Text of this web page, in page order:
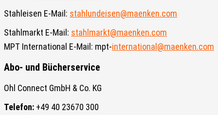
Stahleisen E-Mail: stahlundeisen@maenken.com
Stahlmarkt E-Mail: stahlmarkt@maenken.com
MPT International E-Mail: mpt-international@maenken.com
Abo- und Bücherservice
Ohl Connect GmbH & Co. KG
Telefon: +49 40 23670 300